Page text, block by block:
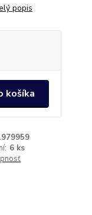
popis
košíka
6 ks